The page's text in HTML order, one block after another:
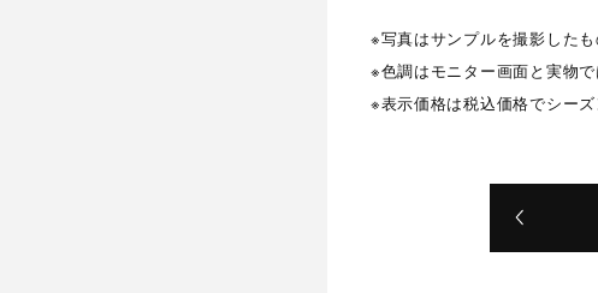
※写真はサンプルを撮影した
※色調はモニター画面と実物
※表示価格は税込価格でシー